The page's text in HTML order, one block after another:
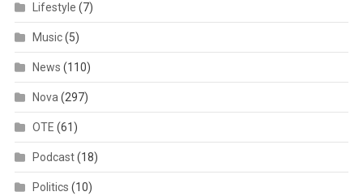
Lifestyle (7)
Music(5)
News (110)
Nova(297)
OTE (61)
Podcast(18)
Politics (10)